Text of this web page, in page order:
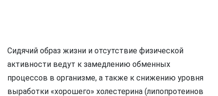
Сидячий образ жизни и отсутствие физической
активности ведут к замедлению обменных
процессов в организме, а также к снижению уровня
выработки «хорошего» холестерина (липопротеинов